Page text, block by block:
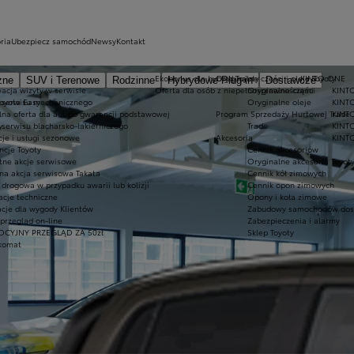
SUV i Terenowe Rodzinne Hybrydowe Plug-in
Dostawcze
Ekobonus dla hybryd Toyoty
Oferta dla osób z niepełnosprawnościami
Easy
KINTO ONE
wizyty w serwisie
mechanicznego
oferta dla aut po gwarancji podstawowej
blacharsko-lakierniczego
i usługi sezonowe
Toyoty
akcje serwisowe
akcja serwisowa Takata
drogowa w przypadku awarii lub kolizji
techniczne
dla wygody Klientów
on-line
PRZEGLĄD ZA 50zł
Oryginalne części i oleje Toyoty
Oryginalne części
Oryginalne oleje
Program Sprzedaży Hurtowej Trade
Trade
Akcesoria
Cennik akcesoriów
Oryginalne akcesoria Toyoty
Cennik kół zimowych
Cennik opon zimowych
Opony i koła zimowe
Zabudowy samochodów
Zabezpieczenia i alarmy
Sklep Toyoty
Ubezpiecz samochódNewsyKontakt